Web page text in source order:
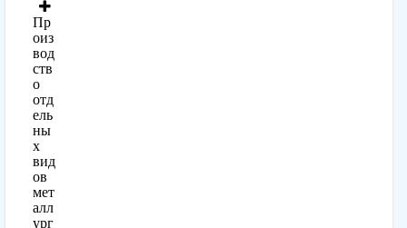
Пр
оиз
вод
ств
о
отд
ель
ны
х
вид
ов
мет
алл
ург